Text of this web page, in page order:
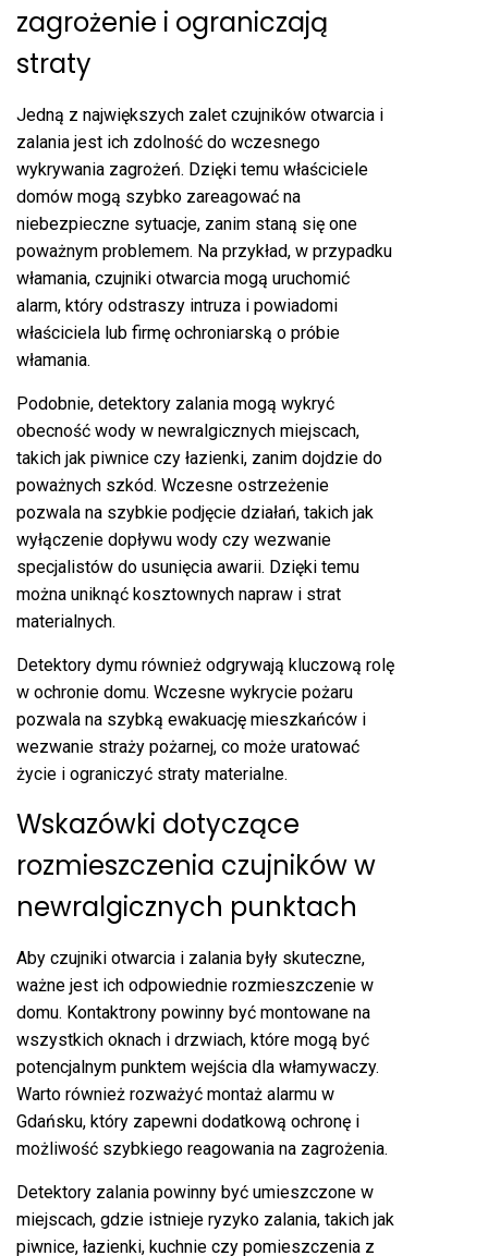
zagrożenie i ograniczają
straty
Jedną z największych zalet czujników otwarcia i
zalania jest ich zdolność do wczesnego
wykrywania zagrożeń. Dzięki temu właściciele
domów mogą szybko zareagować na
niebezpieczne sytuacje, zanim staną się one
poważnym problemem. Na przykład, w przypadku
włamania, czujniki otwarcia mogą uruchomić
alarm, który odstraszy intruza i powiadomi
właściciela lub firmę ochroniarską o próbie
włamania.
Podobnie, detektory zalania mogą wykryć
obecność wody w newralgicznych miejscach,
takich jak piwnice czy łazienki, zanim dojdzie do
poważnych szkód. Wczesne ostrzeżenie
pozwala na szybkie podjęcie działań, takich jak
wyłączenie dopływu wody czy wezwanie
specjalistów do usunięcia awarii. Dzięki temu
można uniknąć kosztownych napraw i strat
materialnych.
Detektory dymu również odgrywają kluczową rolę
w ochronie domu. Wczesne wykrycie pożaru
pozwala na szybką ewakuację mieszkańców i
wezwanie straży pożarnej, co może uratować
życie i ograniczyć straty materialne.
Wskazówki dotyczące
rozmieszczenia czujników w
newralgicznych punktach
Aby czujniki otwarcia i zalania były skuteczne,
ważne jest ich odpowiednie rozmieszczenie w
domu. Kontaktrony powinny być montowane na
wszystkich oknach i drzwiach, które mogą być
potencjalnym punktem wejścia dla włamywaczy.
Warto również rozważyć montaż alarmu w
Gdańsku, który zapewni dodatkową ochronę i
możliwość szybkiego reagowania na zagrożenia.
Detektory zalania powinny być umieszczone w
miejscach, gdzie istnieje ryzyko zalania, takich jak
piwnice, łazienki, kuchnie czy pomieszczenia z